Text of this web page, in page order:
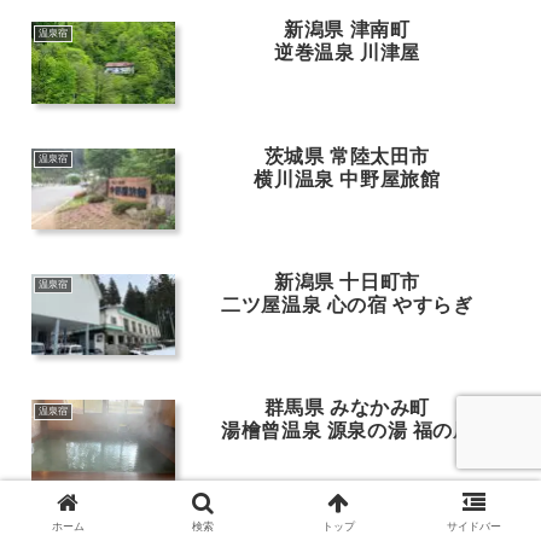
温泉宿
新潟県 津南町
逆巻温泉 川津屋
温泉宿
茨城県 常陸太田市
横川温泉 中野屋旅館
温泉宿
新潟県 十日町市
二ツ屋温泉 心の宿 やすらぎ
温泉宿
群馬県 みなかみ町
湯檜曾温泉 源泉の湯 福の屋
山形県 尾花沢市
ホーム 検索 トップ サイドバー